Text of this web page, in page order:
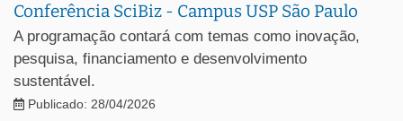
Conferência SciBiz - Campus USP São Paulo
A programação contará com temas como inovação,
pesquisa, financiamento e desenvolvimento
sustentável.
Publicado: 28/04/2026